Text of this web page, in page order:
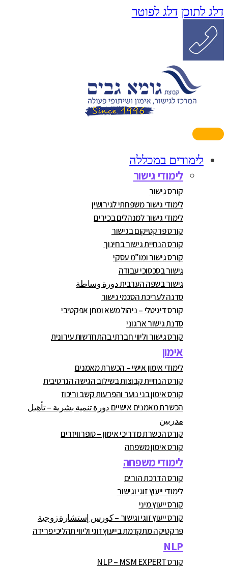
דלג לתוכן דלג לפוטר
לימודים במכללה
לימודי גישור
קורס גישור
לימודי גישור משפחתי לגירושין
לימודי גישור למנהלים בכירים
קורס פרקטיקום בגישור
קורס הנחיית גישור בחינוך
קורס גישור ומו”מ עסקי
גישור בסכסוכי עבודה
גישור בשפה הערבית دورة وساطة
סדנה לעריכת הסכמי גישור
קורס דיגיטלי – ניהול משא ומתן אפקטיבי
סדנת גישור ארגוני
קורס גישור וליווי חברתי בהתחדשות עירונית
אימון
לימודי אימון אישי – הכשרת מאמנים
קורס הנחיית קבוצות בשילוב הגישה הנרטיבית
קורס אימון בני נוער והפרעות קשב וריכוז
הכשרת מאמנים אישיים دورة تنمية بشرية – تأهيل
مدربين
קורס הכשרת מדריכי אימון – סופרוויזרים
קורס אימון משפחה
לימודי משפחה
קורס הדרכת הורים
לימודי ייעוץ זוגי וגישור
קורס ייעוץ מיני
קורס ייעוץ זוגי וגישור – كورس إستشارة زوجية
פרקטיקה מתקדמת בייעוץ זוגי וליווי תהליכי פרידה
NLP
קורס NLP – MSM EXPERT